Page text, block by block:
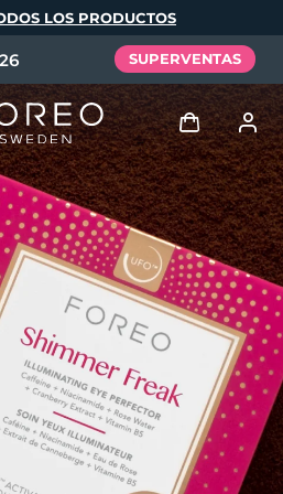
LOS PRODUCTOS
SUPERVENTAS
Iniciar sesión
Perfil de usuario
Mis dispositivos
Mis pedidos
Mis direcciones
Mis suscripciones
Elixir
Set
Español
Português
Русский
文 繁體中文